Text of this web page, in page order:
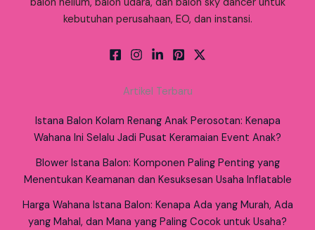
kebutuhan perusahaan, EO, dan instansi.
Artikel Terbaru
Istana Balon Kolam Renang Anak Perosotan: Kenapa
Wahana Ini Selalu Jadi Pusat Keramaian Event Anak?
Blower Istana Balon: Komponen Paling Penting yang
Menentukan Keamanan dan Kesuksesan Usaha Inflatable
Harga Wahana Istana Balon: Kenapa Ada yang Murah, Ada
yang Mahal, dan Mana yang Paling Cocok untuk Usaha?